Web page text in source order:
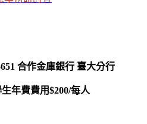
合作金庫銀行 臺大分行
年費費用$200/每人